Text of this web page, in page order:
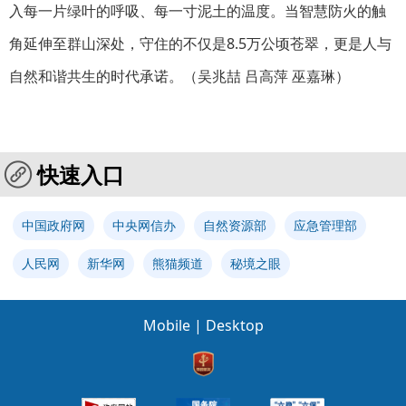
入每一片绿叶的呼吸、每一寸泥土的温度。当智慧防火的触
角延伸至群山深处，守住的不仅是8.5万公顷苍翠，更是人与
自然和谐共生的时代承诺。（吴兆喆 吕高萍 巫嘉琳）
快速入口
中国政府网 中央网信办 自然资源部 应急管理部
人民网 新华网 熊猫频道 秘境之眼
Mobile | Desktop